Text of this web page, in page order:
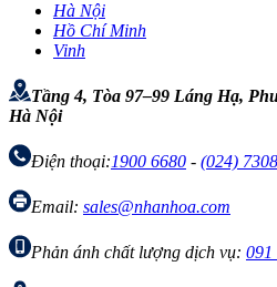
Hà Nội
Hồ Chí Minh
Vinh
Tầng 4, Tòa 97–99 Láng Hạ,
Hà Nội
Điện thoại:1900 6680 - (024)
Email: sales@nhanhoa.com
Phản ánh chất lượng dịch vụ: 091